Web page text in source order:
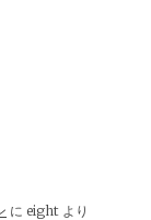
に eight より